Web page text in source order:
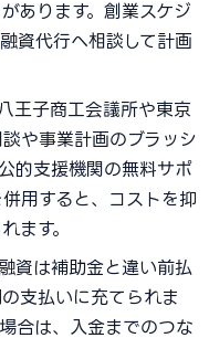
あります。創業スケジ
資代行へ相談して計画
王子商工会議所や東京
や事業計画のブラッシ
的支援機関の無料サポ
用すると、コストを抑
ます。
資は補助金と違い前払
支払いに充てられま
合は、入金までのつな